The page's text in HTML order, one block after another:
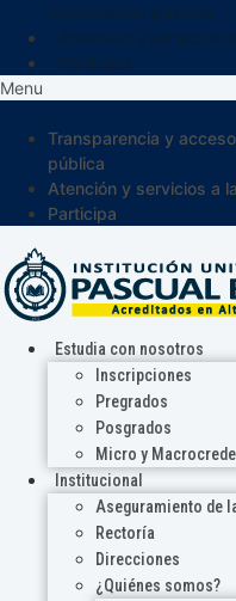
Menu
Transparencia y
pública
Atención y servicios a
Participa
Estudia con nosotros
Inscripciones
Pregrados
Posgrados
Micro y
Institucional
Aseguramiento de
Rectoría
Direcciones
¿Quiénes somos?